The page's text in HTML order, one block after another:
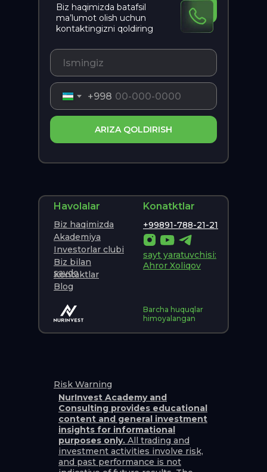
Biz haqimizda batafsil
ma’lumot olish uchun
kontaktingizni qoldiring
+998
ARIZA QOLDIRISH
Barcha huquqlar
himoyalangan
Havolalar
Biz haqimizda
Investorlar clubi
Akademiya
Kontaktlar
Blog
Biz bilan
savdo
Konatktlar
+99891-788-21-21
sayt yaratuvchisi:
Ahror Xoliqov
Risk Warning
NurInvest Academy and
Consulting provides educational
content and general investment
insights for informational
purposes only. All trading and
investment activities involve risk,
and past performance is not